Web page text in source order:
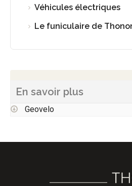
Véhicules électriques
Le funiculaire de
En savoir plus
Geovelo